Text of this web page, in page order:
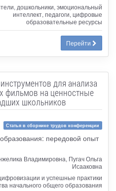
дошкольники, эмоциональный
интеллект, педагоги, цифровые
образовательные ресурсы
Перейти
для анализа
фильмов на ценностные
школьников
Статья в сборнике трудов конференции
передовой опыт
Владимировна, Пугач Ольга
Исааковна
и успешные практики
начального общего образования